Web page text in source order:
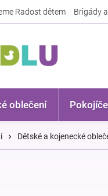
Radost dětem Brigády
oblečení
Dětské a kojenecké